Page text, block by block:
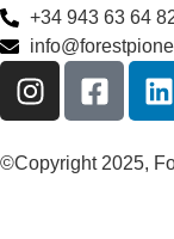
+34 943 63 64
©Copyright 2025,